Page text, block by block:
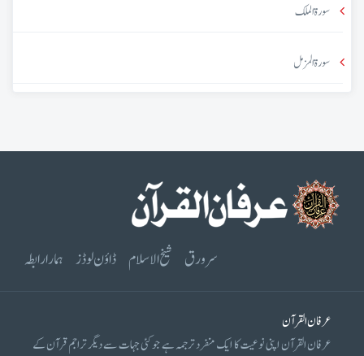
سورۃ الملک
سورۃ المزمل
سرورق شیخ الاسلام ڈاؤن لوڈز ہمارا رابطہ
عرفان القرآن
عرفان القرآن اپنی نوعیت کا ایک منفرد ترجمہ ہے جو کئی جہات سے دیگر تراجم قرآن کے